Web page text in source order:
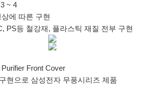
~ 4
에 따른 구현
PS등 철강재, 플라스틱 재질 전부 구현
Front Cover
현으로 삼성전자 무풍시리즈 제품